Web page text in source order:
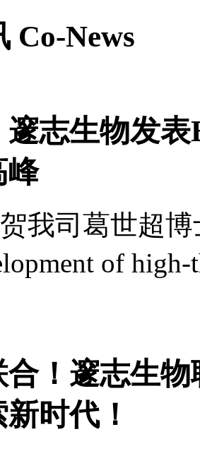
Co-News
志生物发
峰
我司葛世超
of
合！邃志生
时代！